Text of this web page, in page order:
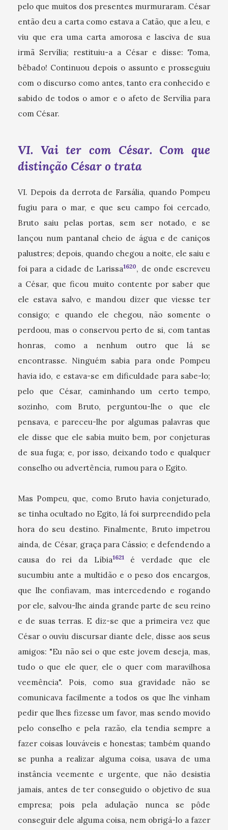
pelo que muitos dos presentes murmuraram. César
então deu a carta como estava a Catão, que a leu, e
viu que era uma carta amorosa e lasciva de sua
irmã Servília; restituiu-a a César e disse: Toma,
bêbado! Continuou depois o assunto e prosseguiu
com o discurso como antes, tanto era conhecido e
sabido de todos o amor e o afeto de Servília para
com César.
VI. Vai ter com César. Com que
distinção César o trata
VI. Depois da derrota de Farsália, quando Pompeu
fugiu para o mar, e que seu campo foi cercado,
Bruto saiu pelas portas, sem ser notado, e se
lançou num pantanal cheio de água e de caniços
palustres; depois, quando chegou a noite, ele saiu e
foi para a cidade de Larissa1620, de onde escreveu
a César, que ficou muito contente por saber que
ele estava salvo, e mandou dizer que viesse ter
consigo; e quando ele chegou, não somente o
perdoou, mas o conservou perto de si, com tantas
honras, como a nenhum outro que lá se
encontrasse. Ninguém sabia para onde Pompeu
havia ido, e estava-se em dificuldade para sabe-lo;
pelo que César, caminhando um certo tempo,
sozinho, com Bruto, perguntou-lhe o que ele
pensava, e pareceu-lhe por algumas palavras que
ele disse que ele sabia muito bem, por conjeturas
de sua fuga; e, por isso, deixando todo e qualquer
conselho ou advertência, rumou para o Egito.
Mas Pompeu, que, como Bruto havia conjeturado,
se tinha ocultado no Egito, lá foi surpreendido pela
hora do seu destino. Finalmente, Bruto impetrou
ainda, de César, graça para Cássio; e defendendo a
causa do rei da Líbia1621é verdade que ele
sucumbiu ante a multidão e o peso dos encargos,
que lhe confiavam, mas intercedendo e rogando
por ele, salvou-lhe ainda grande parte de seu reino
e de suas terras. E diz-se que a primeira vez que
César o ouviu discursar diante dele, disse aos seus
amigos: "Eu não sei o que este jovem deseja, mas,
tudo o que ele quer, ele o quer com maravilhosa
veemência". Pois, como sua gravidade não se
comunicava facilmente a todos os que lhe vinham
pedir que lhes fizesse um favor, mas sendo movido
pelo conselho e pela razão, ela tendia sempre a
fazer coisas louváveis e honestas; também quando
se punha a realizar alguma coisa, usava de uma
instância veemente e urgente, que não desistia
jamais, antes de ter conseguido o objetivo de sua
empresa; pois pela adulação nunca se pôde
conseguir dele alguma coisa, nem obrigá-lo a fazer